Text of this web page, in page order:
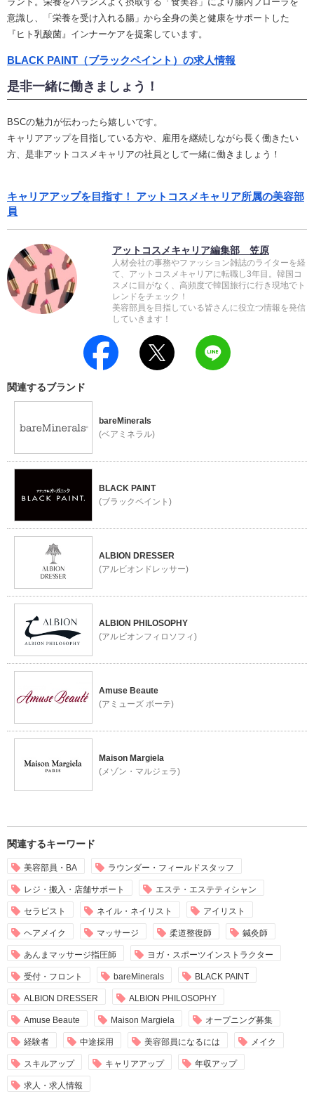
意識し、「栄養を受け入れる腸」から全身の美と健康をサポートした
『ヒト乳酸菌』インナーケアを提案しています。
BLACK PAINT（ブラックペイント）の求人情報
是非一緒に働きましょう！
BSCの魅力が伝わったら嬉しいです。
キャリアアップを目指している方や、雇用を継続しながら長く働きたい
方、是非アットコスメキャリアの社員として一緒に働きましょう！
キャリアアップを目指す！ アットコスメキャリア所属の美容部
員
アットコスメキャリア編集部 笠原
人材会社の事務やファッション雑誌のライターを経
て、アットコスメキャリアに転職し3年目。韓国コ
スメに目がなく、高頻度で韓国旅行に行き現地でト
レンドをチェック！
美容部員を目指している皆さんに役立つ情報を発信
していきます！
関連するブランド
bareMinerals
(ベアミネラル)
BLACK PAINT
(ブラックペイント)
ALBION DRESSER
(アルビオンドレッサー)
ALBION PHILOSOPHY
(アルビオンフィロソフィ)
Amuse Beaute
(アミューズ ボーテ)
Maison Margiela
(メゾン・マルジェラ)
関連するキーワード
美容部員・BA ラウンダー・フィールドスタッフ
レジ・搬入・店舗サポート エステ・エステティシャン
セラピスト ネイル・ネイリスト アイリスト
ヘアメイク マッサージ 柔道整復師 鍼灸師
あんまマッサージ指圧師 ヨガ・スポーツインストラクター
受付・フロント bareMinerals BLACK PAINT
ALBION DRESSER ALBION PHILOSOPHY
Amuse Beaute Maison Margiela オープニング募集
経験者 中途採用 美容部員になるには メイク
スキルアップ キャリアアップ 年収アップ
求人・求人情報